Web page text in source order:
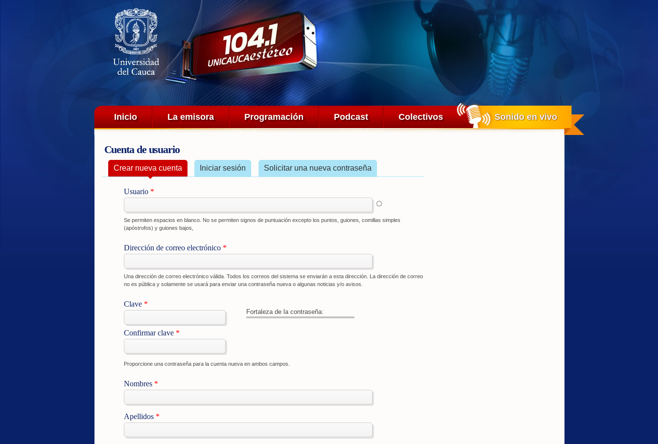
contenido
principal
Menú principal
Inicio La emisora Programación Podcast Colectivos Sonido en vivo
Sonido en vivo
Cuenta de usuario
Solapas principales
Crear nueva cuenta (solapa activa)
Iniciar sesión Solicitar una nueva contraseña
Usuario *
Se permiten espacios en blanco. No se permiten signos de puntuación excepto los puntos, guiones, comillas simples
(apóstrofos) y guiones bajos,
Dirección de correo electrónico *
Una dirección de correo electrónico válida. Todos los correos del sistema se enviarán a esta dirección. La dirección de correo
no es pública y solamente se usará para enviar una contraseña nueva o algunas noticias y/o avisos.
Fortaleza de la contraseña:
Clave *
Confirmar clave *
Proporcione una contraseña para la cuenta nueva en ambos campos.
Nombres *
Apellidos *